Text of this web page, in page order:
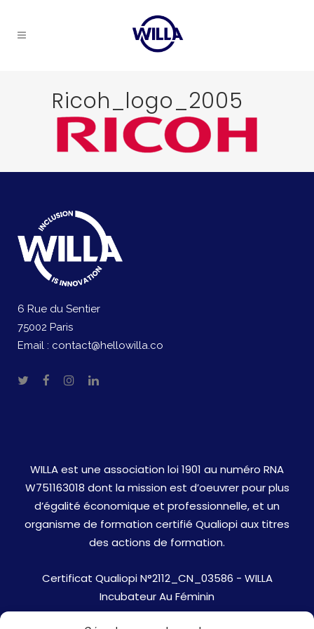
Ricoh_logo_2005
6 Rue du Sentier
75002 Paris
Email : contact@hellowilla.co
WILLA est une association loi 1901 au numéro RNA
W751163018 dont la mission est d’oeuvrer pour plus
d’égalité économique et professionnelle, et un
organisme de formation certifié Qualiopi aux titres
des actions de formation.
Certificat Qualiopi N°2112_CN_03586 - WILLA
Incubateur Au Féminin